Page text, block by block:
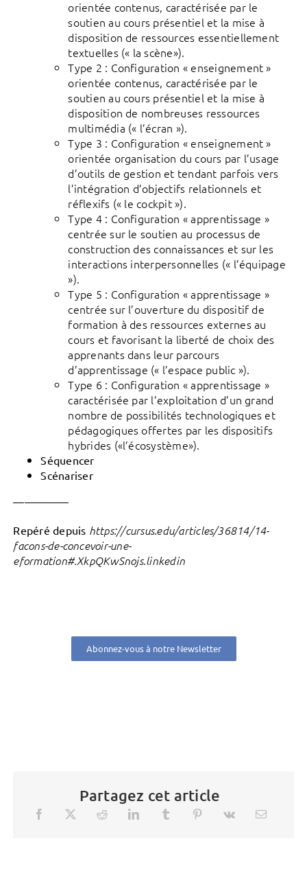
orientée contenus, caractérisée par le
soutien au cours présentiel et la mise à
disposition de ressources essentiellement
textuelles (« la scène»).
Type 2 : Configuration « enseignement »
orientée contenus, caractérisée par le
soutien au cours présentiel et la mise à
disposition de nombreuses ressources
multimédia (« l’écran »).
Type 3 : Configuration « enseignement »
orientée organisation du cours par l’usage
d’outils de gestion et tendant parfois vers
l’intégration d’objectifs relationnels et
réflexifs (« le cockpit »).
Type 4 : Configuration « apprentissage »
centrée sur le soutien au processus de
construction des connaissances et sur les
interactions interpersonnelles (« l’équipage
»).
Type 5 : Configuration « apprentissage »
centrée sur l’ouverture du dispositif de
formation à des ressources externes au
cours et favorisant la liberté de choix des
apprenants dans leur parcours
d’apprentissage (« l’espace public »).
Type 6 : Configuration « apprentissage »
caractérisée par l’exploitation d’un grand
nombre de possibilités technologiques et
pédagogiques offertes par les dispositifs
hybrides («l’écosystème»).
Séquencer
Scénariser
—————
Repéré depuis https://cursus.edu/articles/36814/14-
facons-de-concevoir-une-
eformation#.XkpQKwSnojs.linkedin
Abonnez-vous à notre Newsletter
Partagez cet article